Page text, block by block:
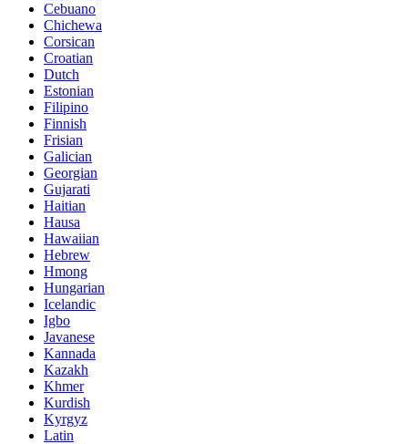
Cebuano
Chichewa
Corsican
Croatian
Dutch
Estonian
Filipino
Finnish
Frisian
Galician
Georgian
Gujarati
Haitian
Hausa
Hawaiian
Hebrew
Hmong
Hungarian
Icelandic
Igbo
Javanese
Kannada
Kazakh
Khmer
Kurdish
Kyrgyz
Latin